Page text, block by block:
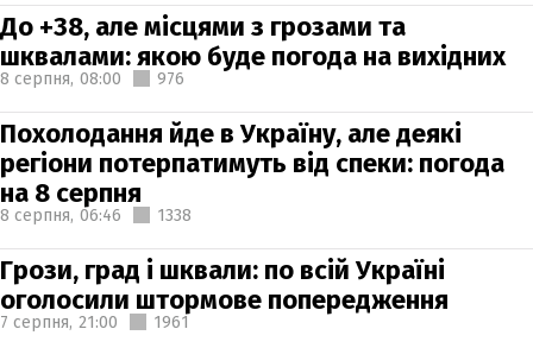
До +38, але місцями з грозами та
шквалами: якою буде погода на вихідних
8 серпня, 08:00 976
Похолодання йде в Україну, але деякі
регіони потерпатимуть від спеки: погода
на 8 серпня
8 серпня, 06:46 1338
Грози, град і шквали: по всій Україні
оголосили штормове попередження
7 серпня, 21:00 1961